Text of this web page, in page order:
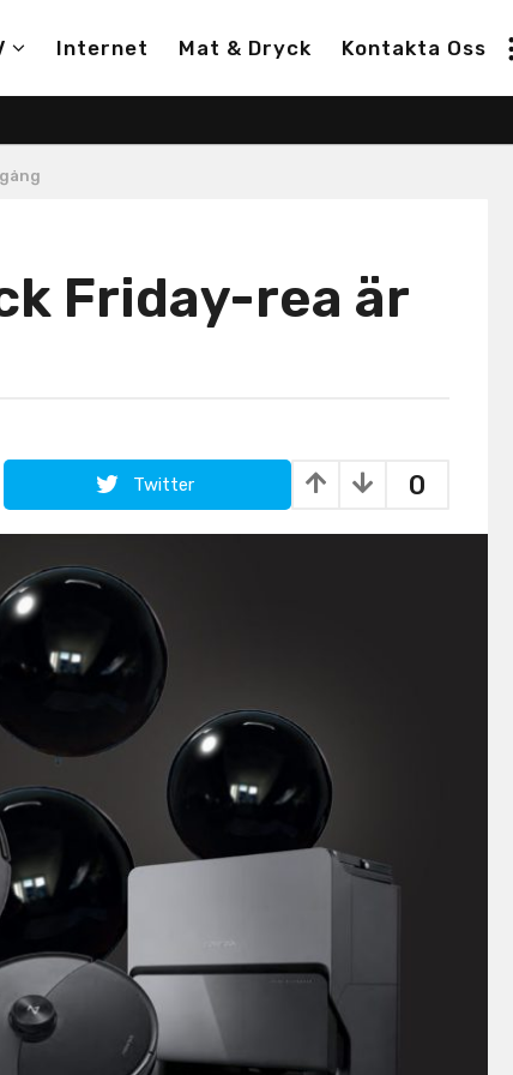
Internet Mat & Dryck Kontakta Oss
Friday-rea är
0
Twitter